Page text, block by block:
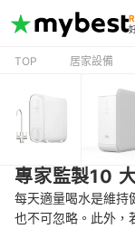
TOP 居家設備
專家監製10
每天適量喝水是維持
也不可忽略。此外，